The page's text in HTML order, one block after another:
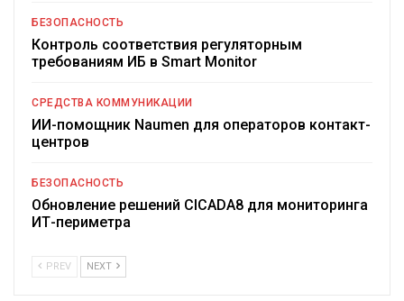
БЕЗОПАСНОСТЬ
Контроль соответствия регуляторным
требованиям ИБ в Smart Monitor
СРЕДСТВА КОММУНИКАЦИИ
ИИ-помощник Naumen для операторов контакт-
центров
БЕЗОПАСНОСТЬ
Обновление решений CICADA8 для мониторинга
ИТ-периметра
PREV NEXT